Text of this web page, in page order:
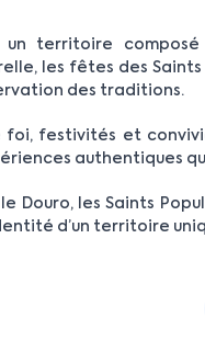
un territoire
les fêtes des
des traditions.
foi, festivités et
authentiques
le Douro, les Saints
d’un territoire